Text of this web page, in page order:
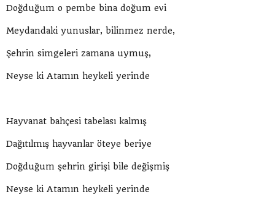
Doğduğum o pembe bina doğum evi
Meydandaki yunuslar, bilinmez nerde,
Şehrin simgeleri zamana uymuş,
Neyse ki Atamın heykeli yerinde
Hayvanat bahçesi tabelası kalmış
Dağıtılmış hayvanlar öteye beriye
Doğduğum şehrin girişi bile değişmiş
Neyse ki Atamın heykeli yerinde